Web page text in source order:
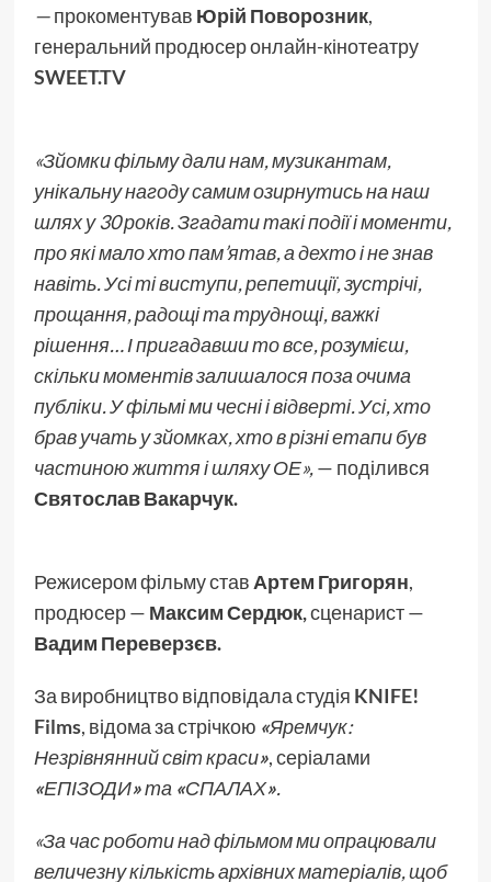
—прокоментував Юрій Поворозник,
генеральний продюсер онлайн-кінотеатру
SWEET.TV
«Зйомки фільму дали нам, музикантам,
унікальну нагоду самим озирнутись на наш
шлях у 30 років. Згадати такі події і моменти,
про які мало хто пам’ятав, а дехто і не знав
навіть. Усі ті виступи, репетиції, зустрічі,
прощання, радощі та труднощі, важкі
рішення… І пригадавши то все, розумієш,
скільки моментів залишалося поза очима
публіки. У фільмі ми чесні і відверті. Усі, хто
брав учать у зйомках, хто в різні етапи був
частиною життя і шляху ОЕ»,— поділився
Святослав Вакарчук.
Режисером фільму ставАртем Григорян,
продюсер — Максим Сердюк,сценарист —
Вадим Переверзєв.
За виробництво відповідала студія KNIFE!
Films, відома за стрічкою «Яремчук:
Незрівнянний світ краси», серіалами
«ЕПІЗОДИ»та «СПАЛАХ».
«За час роботи над фільмом ми опрацювали
величезну кількість архівних матеріалів, щоб